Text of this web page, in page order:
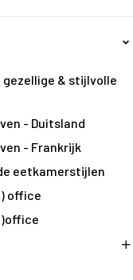
gezellige & stijlvolle
- Duitsland
- Frankrijk
eetkamerstijlen
office